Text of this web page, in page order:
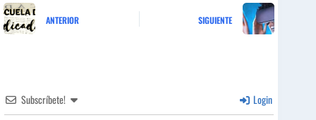
ANTERIOR SIGUIENTE
Subscríbete! Login